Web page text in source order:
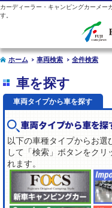
カーディーラー・キャンピングカーメー
す。
ホーム 車両検索 全件検索
車を探す
車両タイプから車を探す
車両タイプから車を探
以下の車種タイプからお選
して「検索」ボタンをクリ
れます。